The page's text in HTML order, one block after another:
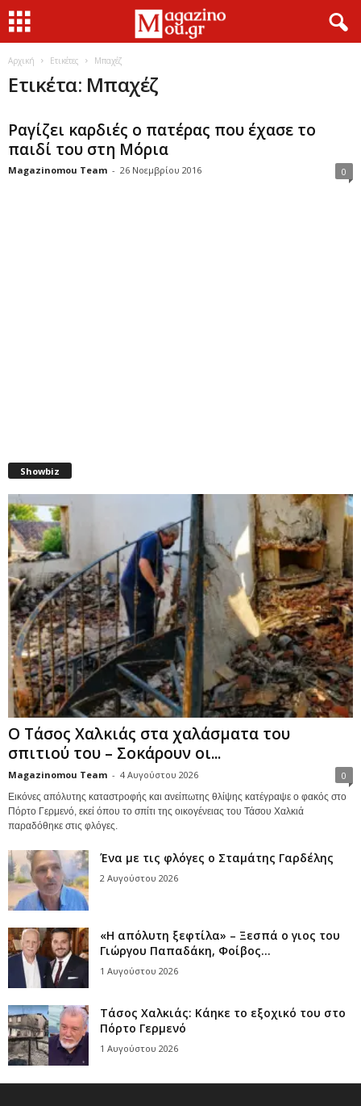
Αρχική Ετικέτες Μπαχέζ
Ετικέτα: Μπαχέζ
Ραγίζει καρδιές ο πατέρας που έχασε το
παιδί του στη Μόρια
Magazinomou Team - 26 Νοεμβρίου 2016 0
Showbiz
Ο Τάσος Χαλκιάς στα χαλάσματα του
σπιτιού του – Σοκάρουν οι...
Magazinomou Team - 4 Αυγούστου 2026 0
Εικόνες απόλυτης καταστροφής και ανείπωτης θλίψης κατέγραψε ο φακός στο
Πόρτο Γερμενό, εκεί όπου το σπίτι της οικογένειας του Τάσου Χαλκιά
παραδόθηκε στις φλόγες.
Ένα με τις φλόγες ο Σταμάτης Γαρδέλης
2 Αυγούστου 2026
«Η απόλυτη ξεφτίλα» – Ξεσπά ο γιος του
Γιώργου Παπαδάκη, Φοίβος...
1 Αυγούστου 2026
Τάσος Χαλκιάς: Κάηκε το εξοχικό του στο
Πόρτο Γερμενό
1 Αυγούστου 2026